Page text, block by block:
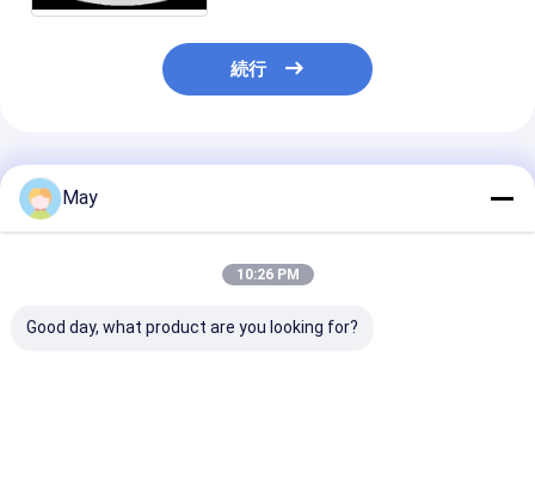
続行
推薦されたプロダクト
May
10:26 PM
Good day, what product are you looking for?